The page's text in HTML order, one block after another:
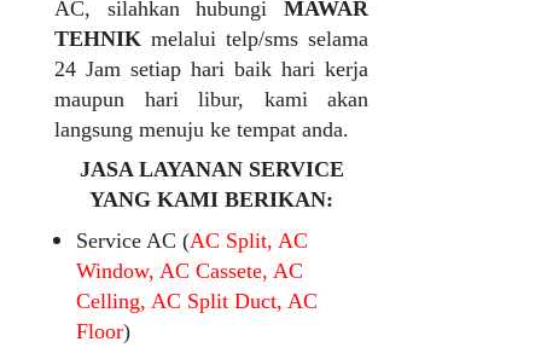
AC, silahkan hubungi MAWAR
TEHNIK melalui telp/sms selama
24 Jam setiap hari baik hari kerja
maupun hari libur, kami akan
langsung menuju ke tempat anda.
JASA LAYANAN SERVICE
YANG KAMI BERIKAN:
Service AC (AC Split, AC
Window, AC Cassete, AC
Celling, AC Split Duct, AC
Floor)